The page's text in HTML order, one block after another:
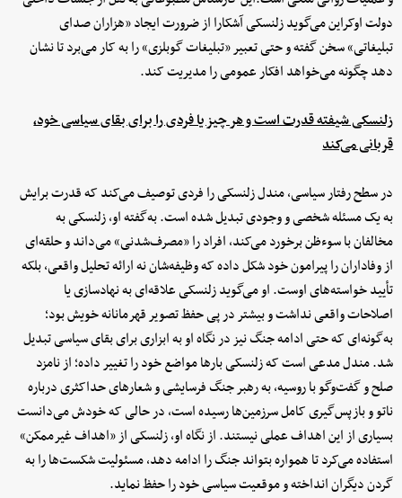
دولت اوکراین می‌گوید زلنسکی آشکارا از ضرورت ایجاد «هزاران صدای
تبلیغاتی» سخن گفته و حتی تعبیر «تبلیغات گوبلزی» را به کار می‌برد تا نشان
دهد چگونه می‌خواهد افکار عمومی را مدیریت کند.
زلنسکی شیفته قدرت است و هر چیز یا فردی را برای بقای سیاسی خود،
قربانی می‌کند
در سطح رفتار سیاسی، مندل زلنسکی را فردی توصیف می‌کند که قدرت برایش
به یک مسئله شخصی و وجودی تبدیل شده است. به‌گفته او، زلنسکی به
مخالفان با سوءظن برخورد می‌کند، افراد را «مصرف‌شدنی» می‌داند و حلقه‌ای
از وفاداران را پیرامون خود شکل داده که وظیفه‌شان نه ارائه تحلیل واقعی، بلکه
تأیید خواسته‌های اوست. او می‌گوید زلنسکی علاقه‌ای به نهادسازی یا
اصلاحات واقعی نداشت و بیشتر در پی حفظ تصویر قهرمانانه خویش بود؛
به‌گونه‌ای که حتی ادامه جنگ نیز در نگاه او به ابزاری برای بقای سیاسی تبدیل
شد. مندل مدعی است که زلنسکی بارها مواضع خود را تغییر داده؛ از نامزد
صلح و گفت‌وگو با روسیه، به رهبر جنگ فرسایشی و شعارهای حداکثری درباره
ناتو و بازپس‌گیری کامل سرزمین‌ها رسیده است، در حالی که خودش می‌دانست
بسیاری از این اهداف عملی نیستند. از نگاه او، زلنسکی از «اهداف غیرممکن»
استفاده می‌کرد تا همواره بتواند جنگ را ادامه دهد، مسئولیت شکست‌ها را به
گردن دیگران انداخته و موقعیت سیاسی خود را حفظ نماید.